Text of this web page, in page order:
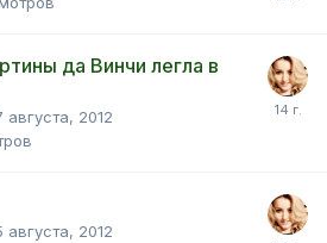
да Винчи легла в
августа, 2012
августа, 2012